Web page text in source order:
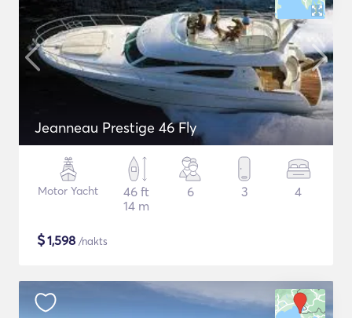
Jeanneau Prestige 46 Fly
Motor Yacht
46 ft
14 m
6 3 4
$1,598 /nakts